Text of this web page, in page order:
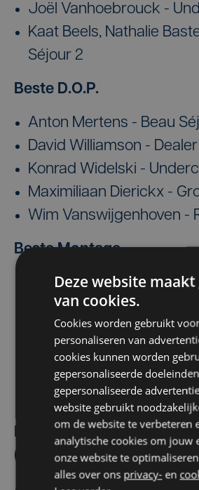
Joël Vanhoebrouck -
Kaat Beels, Nathalie
Séjour 2
Beste D.O.P.
Anton Mertens - Beau
David Williamson - Dealer
Konrad Widelski -
Maximiliaan Dierickx -
Wim Vanswijgenhoven -
Beste Montage
Alain Dessauvage - La
Bert Jacobs - Beau
Bert Jacobs, Maarten
You Very, Very Much
Maarten Janssens -
Nico Leunen, Fatih Tura -
Beste Acteerprestatie in
(Film)
Deze website
van cookies.
Cookies worden gebruikt
personaliseren van
cookies kunnen worden
gepersonaliseerde
gepersonaliseerde
website gebruikt
om de website te verbeteren
analytische cookies om jouw
onze website te
alles over ons privacy- en